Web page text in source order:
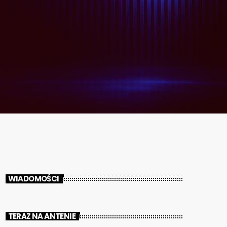
WIADOMOŚCI
TERAZ NA ANTENIE